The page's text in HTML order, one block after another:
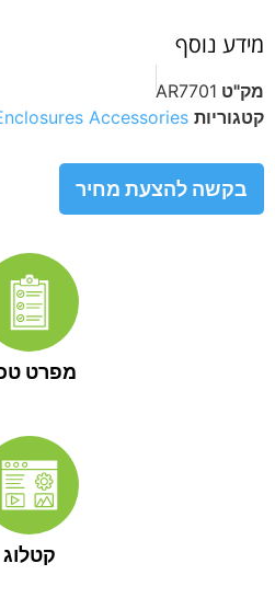
מידע נוסף
מק"ט AR7701
קטגוריות Accessories
בקשה להצעת מחיר
מפרט
קטלוג